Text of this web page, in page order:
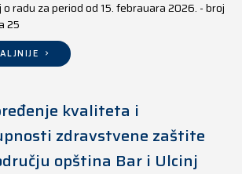
o radu za period od 15. febrauara 2026. - broj
25
kvaliteta i
zdravstvene zaštite
opština Bar i Ulcinj